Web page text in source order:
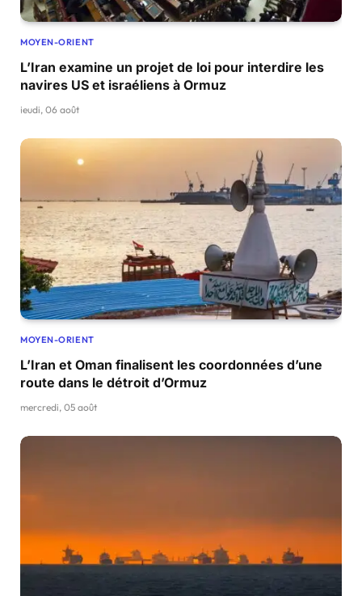
MOYEN-ORIENT
L’Iran examine un projet de loi pour interdire les
navires US et israéliens à Ormuz
jeudi, 06 août
MOYEN-ORIENT
L’Iran et Oman finalisent les coordonnées d’une
route dans le détroit d’Ormuz
mercredi, 05 août